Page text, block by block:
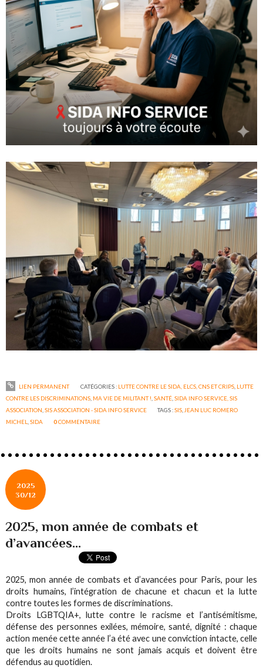
LIEN PERMANENT CATÉGORIES : LUTTE CONTRE LE SIDA, ELCS, CNS ET CRIPS, LUTTE
CONTRE LES DISCRIMINATIONS MA VIE DE MILITANT ! ,SANTÉ ,SIDA INFO SERVICE, SIS
ASSOCIATION ,SIS ASSOCIATION - SIDA INFO SERVICE TAGS :SIS JEAN LUC ROMERO
MICHEL ,SIDA 0COMMENTAIRE
2025
30/12
2025, mon année de combats et
d’avancées...
2025, mon année de combats et d’avancées pour Paris, pour les
droits humains, l’intégration de chacune et chacun et la lutte
contre toutes les formes de discriminations.
Droits LGBTQIA+, lutte contre le racisme et l’antisémitisme,
défense des personnes exilées, mémoire, santé, dignité : chaque
action menée cette année l’a été avec une conviction intacte, celle
que les droits humains ne sont jamais acquis et doivent être
défendus au quotidien.